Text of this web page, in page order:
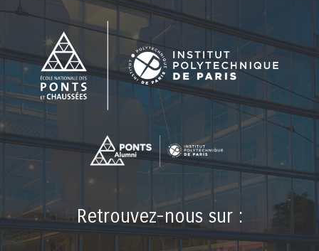
Retrouvez-nous sur :